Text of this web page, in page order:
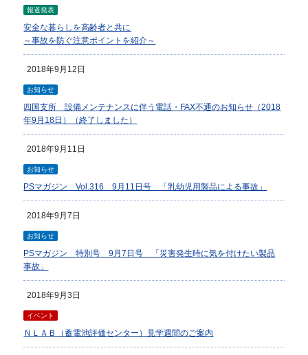
報道発表
安全な暮らしを高齢者と共に
～事故を防ぐ注意ポイントを紹介～
2018年9月12日
お知らせ
四国支所 設備メンテナンスに伴う電話・FAX不通のお知らせ（2018
年9月18日）（終了しました）
2018年9月11日
お知らせ
PSマガジン Vol.316 9月11日号 「乳幼児用製品による事故」
2018年9月7日
お知らせ
PSマガジン 特別号 9月7日号 「災害発生時に気を付けたい製品
事故」
2018年9月3日
イベント
ＮＬＡＢ（蓄電池評価センター）見学週間のご案内